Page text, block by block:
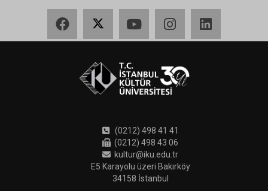
(0212) 498 41 41
(0212) 498 43 06
kultur@iku.edu.tr
E5 Karayolu üzeri Bakırköy
34158 İstanbul